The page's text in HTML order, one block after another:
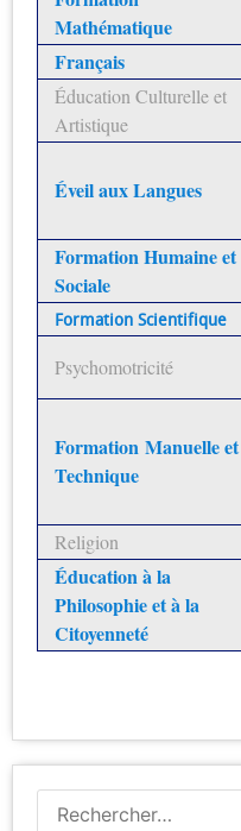
Mathématique
Français
Éducation Culturelle et
Artistique
Éveil aux Langues
Formation Humaine et
Sociale
Formation Scientifique
Psychomotricité
Formation Manuelle et
Technique
Religion
Éducationà la
Philosophie et à la
Citoyenneté